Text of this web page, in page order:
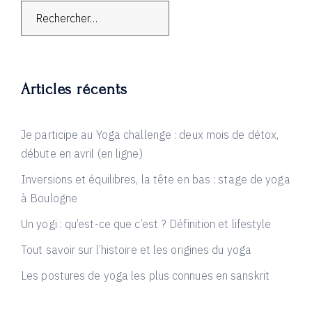
Rechercher :
Articles récents
Je participe au Yoga challenge : deux mois de détox,
débute en avril (en ligne)
Inversions et équilibres, la tête en bas : stage de yoga
à Boulogne
Un yogi : qu’est-ce que c’est ? Définition et lifestyle
Tout savoir sur l’histoire et les origines du yoga
Les postures de yoga les plus connues en sanskrit